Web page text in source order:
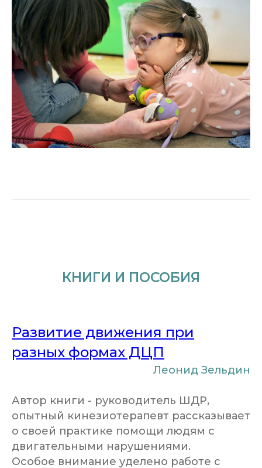
КНИГИ И ПОСОБИЯ
Развитие движения при
разных формах ДЦП
Леонид Зельдин
Автор книги - руководитель ШДР,
опытный кинезиотерапевт рассказывает
о своей практике помощи людям с
двигательными нарушениями.
Особое внимание уделено работе с